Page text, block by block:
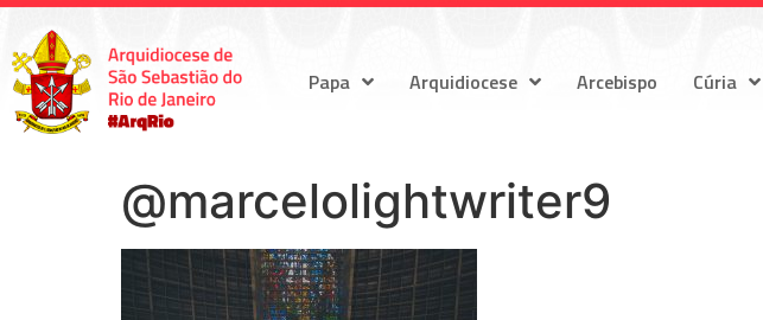
Papa Arquidiocese Arcebispo Cúria
@marcelolightwriter9